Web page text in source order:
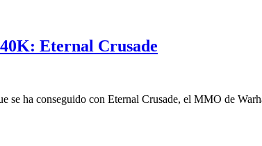
Eternal Crusade
se ha conseguido con Eternal Crusade, el MMO de